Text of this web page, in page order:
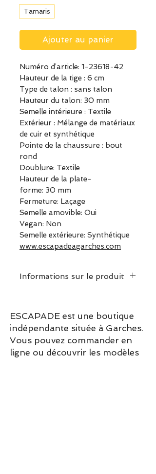
Tamaris
Ajouter au panier
Numéro d’article: 1-23618-42
Hauteur de la tige : 6 cm
Type de talon : sans talon
Hauteur du talon: 30 mm
Semelle intérieure : Textile
Extérieur : Mélange de matériaux
de cuir et synthétique
Pointe de la chaussure : bout
rond
Doublure: Textile
Hauteur de la plate-
forme: 30 mm
Fermeture: Laçage
Semelle amovible: Oui
Vegan: Non
Semelle extérieure: Synthétique
www.escapadeagarches.com
Informations sur le produit
ESCAPADE est une boutique
indépendante située à Garches.
Vous pouvez commander en
ligne ou découvrir les modèles